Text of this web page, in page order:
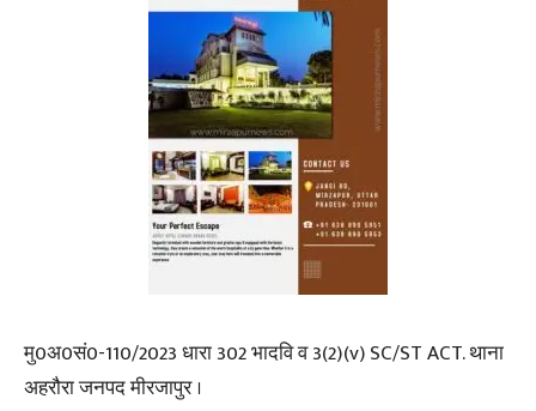
मु0अ0सं0-110/2023 धारा 302 भादवि व 3(2)(v) SC/ST ACT. थाना
अहरौरा जनपद मीरजापुर ।